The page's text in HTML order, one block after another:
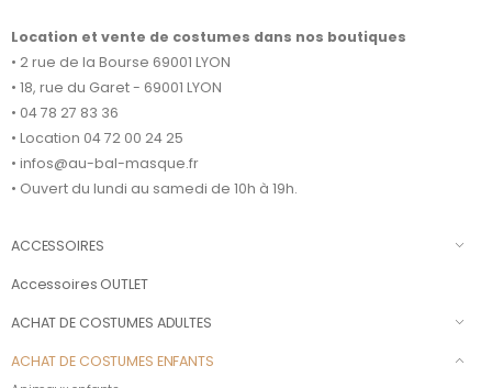
Location et vente de costumes dans nos boutiques
• 2 rue de la Bourse 69001 LYON
• 18, rue du Garet - 69001 LYON
• 04 78 27 83 36
• Location 04 72 00 24 25
• infos@au-bal-masque.fr
• Ouvert du lundi au samedi de 10h à 19h.
ACCESSOIRES
Accessoires OUTLET
ACHAT DE COSTUMES ADULTES
ACHAT DE COSTUMES ENFANTS